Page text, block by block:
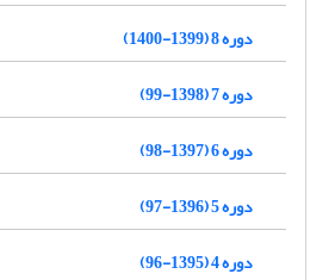
دوره 8 (1399-1400)
دوره 7 (1398-99)
دوره 6 (1397-98)
دوره 5 (1396-97)
دوره 4 (1395-96)